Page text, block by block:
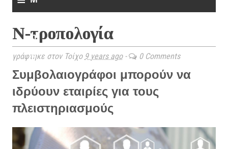
n
u
Ν-τροπολογία
γράφτηκε στον Τοίχο 9 years ago- 0 Comments
Συμβολαιογράφοι μπορούν να
ιδρύουν εταιρίες για τους
πλειστηριασμούς